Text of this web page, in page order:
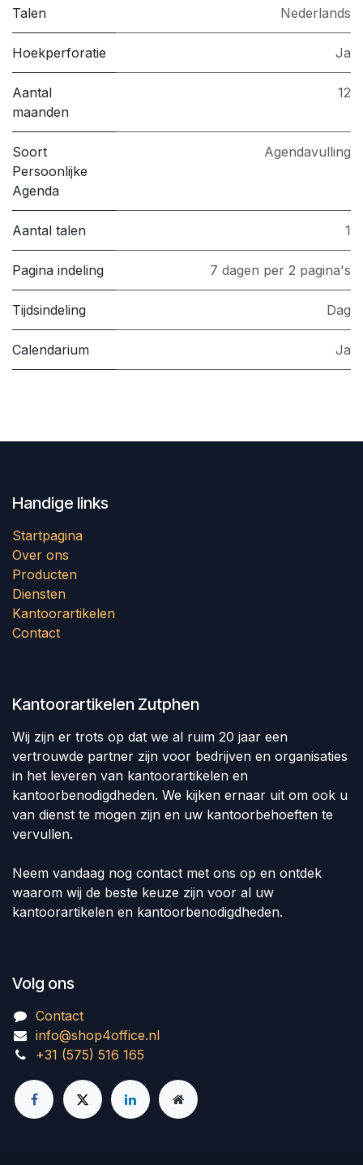
Talen Nederlands
Hoekperforatie Ja
Aantal
maanden
12
Soort
Persoonlijke
Agenda
Agendavulling
Aantal talen 1
Pagina indeling 7 dagen per 2 pagina's
Tijdsindeling Dag
Calendarium Ja
Handige links
Startpagina
Over ons
Producten
Diensten
Kantoorartikelen
Contact
Kantoorartikelen Zutphen
Wij zijn er trots op dat we al ruim 20 jaar een
vertrouwde partner zijn voor bedrijven en organisaties
in het leveren van kantoorartikelen en
kantoorbenodigdheden. We kijken ernaar uit om ook u
van dienst te mogen zijn en uw kantoorbehoeften te
vervullen.
Neem vandaag nog contact met ons op en ontdek
waarom wij de beste keuze zijn voor al uw
kantoorartikelen en kantoorbenodigdheden.
Volg ons
Contact
info@shop4office.nl
+31 (575) 516 165